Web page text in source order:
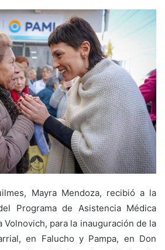
Mayra Mendoza, recibió a la
Programa de Asistencia Médica
Volnovich, para la inauguración de la
en Falucho y Pampa, en Don